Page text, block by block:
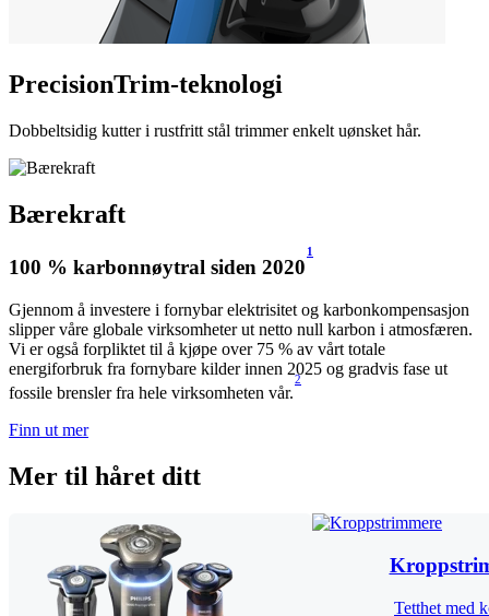
PrecisionTrim-teknologi
Dobbeltsidig kutter i rustfritt stål trimmer enkelt uønsket hår.
Bærekraft
100 % karbonnøytral siden 2020
1
Gjennom å investere i fornybar elektrisitet og karbonkompensasjon
slipper våre globale virksomheter ut netto null karbon i atmosfæren.
Vi er også forpliktet til å kjøpe over 75 % av vårt totale
energiforbruk fra fornybare kilder innen 2025 og gradvis fase ut
fossile brensler fra hele virksomheten vår.
2
Finn ut mer
Mer til håret ditt
Tetthet med